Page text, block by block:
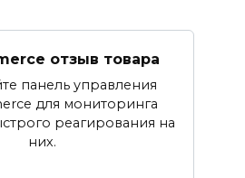
отзыв товара
панель управления
для мониторинга
реагирования на
них.